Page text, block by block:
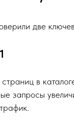
две
в
запросы